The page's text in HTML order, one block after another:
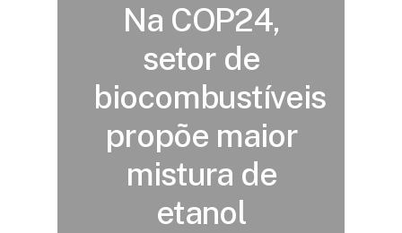
Na COP24,
setor de
biocombustíveis
propõe maior
mistura de
etanol